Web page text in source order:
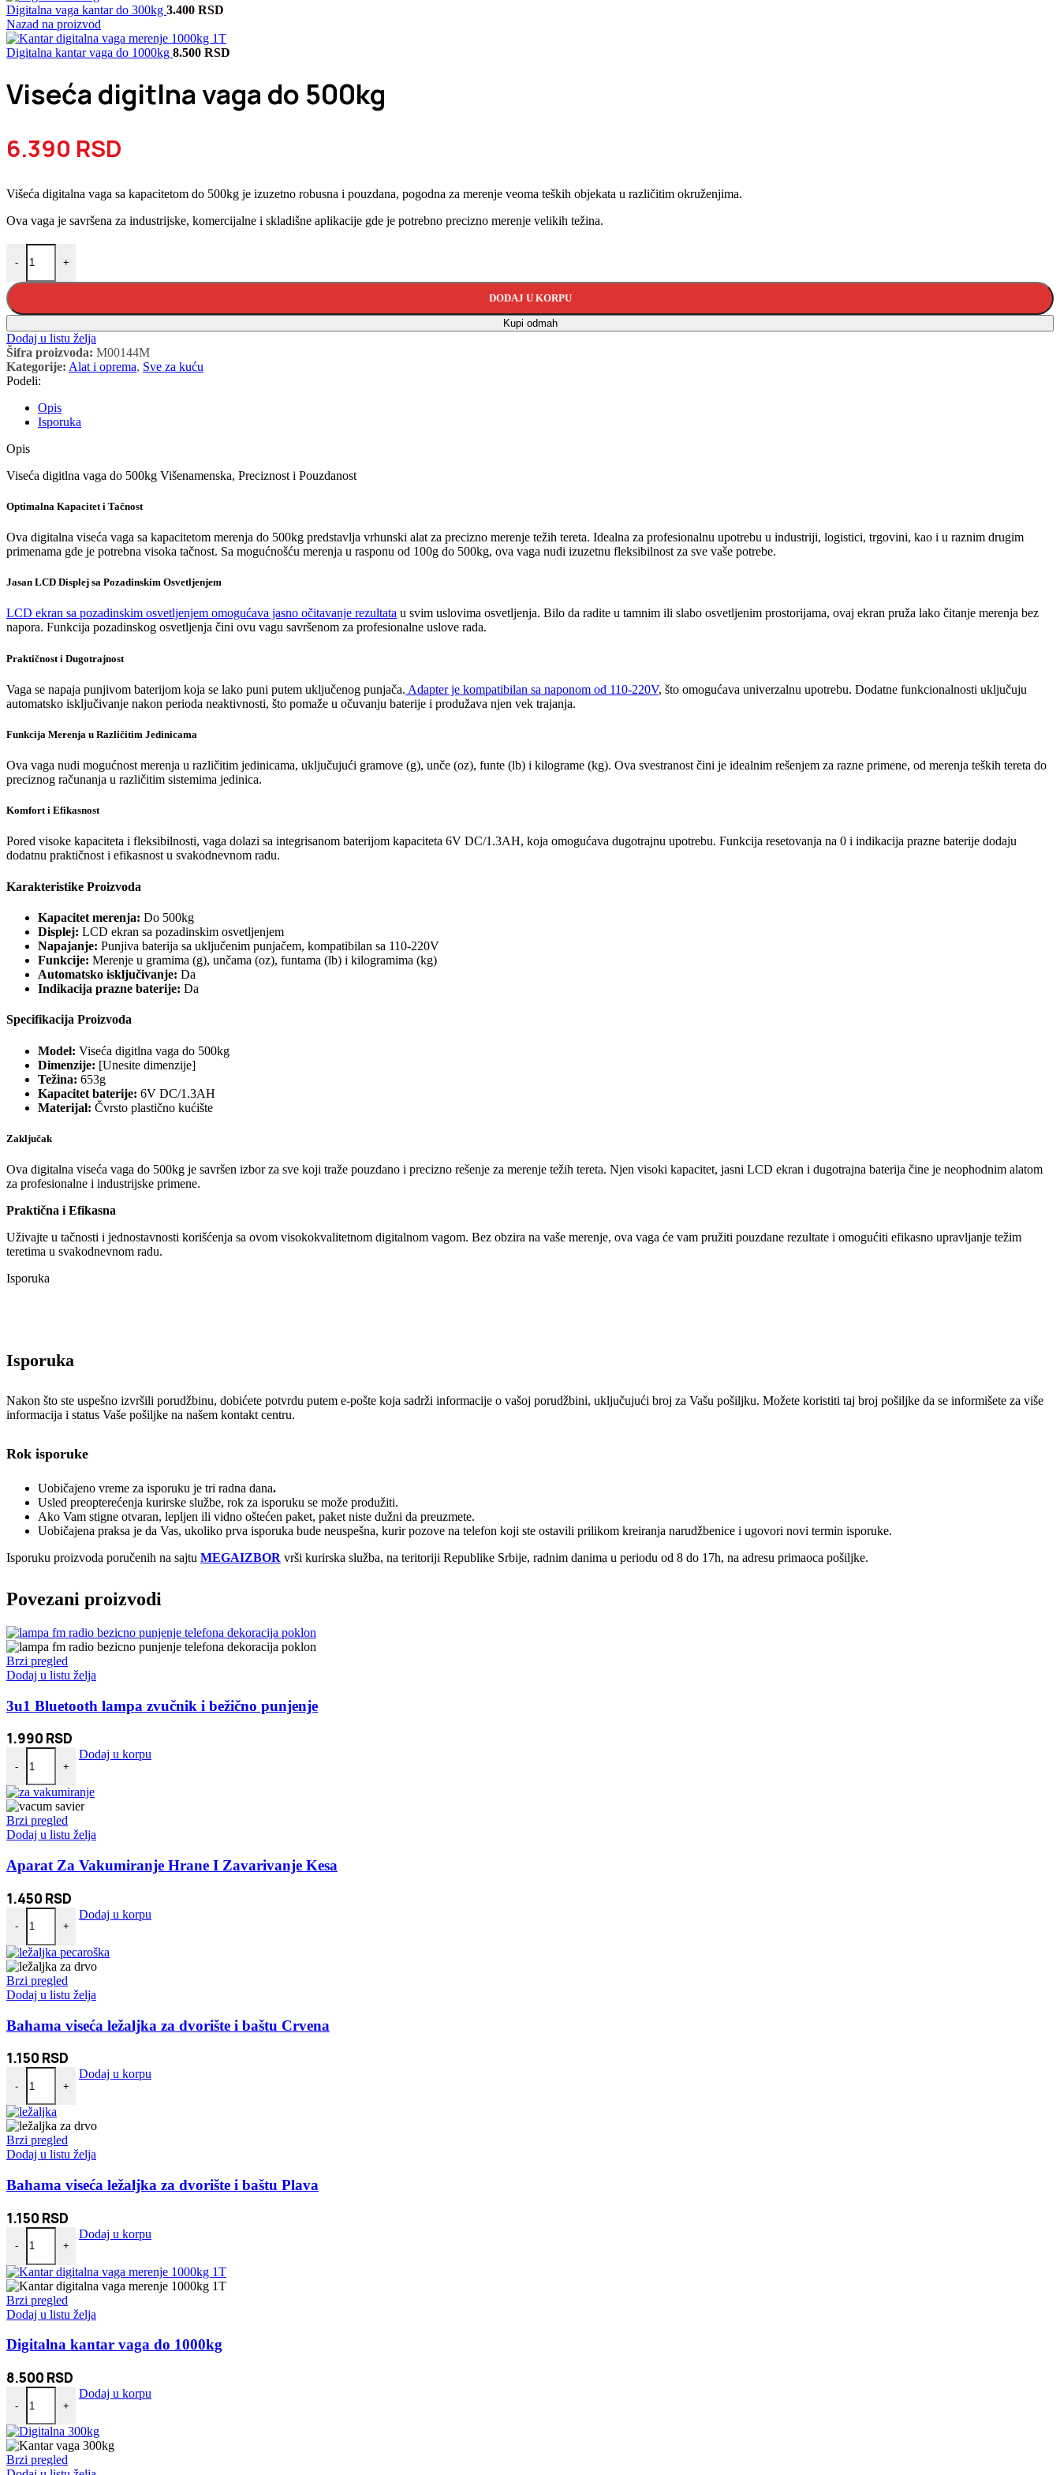
Digitalna vaga kantar do 300kg 3.400 RSD
Nazad na proizvod
Digitalna kantar vaga do 1000kg 8.500 RSD
Viseća digitlna vaga do 500kg
6.390 RSD
Višeća digitalna vaga sa kapacitetom do 500kg je izuzetno robusna i pouzdana, pogodna za merenje veoma teških objekata u različitim okruženjima.
Ova vaga je savršena za industrijske, komercijalne i skladišne aplikacije gde je potrebno precizno merenje velikih težina.
-
Viseća digitlna vaga do 500kg količina
+
DODAJ U KORPU
Kupi odmah
Dodaj u listu želja
Šifra proizvoda: M00144M
Kategorije: Alat i oprema, Sve za kuću
Podeli:
Opis
Isporuka
Opis
Viseća digitlna vaga do 500kg Višenamenska, Preciznost i Pouzdanost
Optimalna Kapacitet i Tačnost
Ova digitalna viseća vaga sa kapacitetom merenja do 500kg predstavlja vrhunski alat za precizno merenje težih tereta. Idealna za profesionalnu upotrebu u industriji, logistici, trgovini, kao i u raznim drugim
primenama gde je potrebna visoka tačnost. Sa mogućnošću merenja u rasponu od 100g do 500kg, ova vaga nudi izuzetnu fleksibilnost za sve vaše potrebe.
Jasan LCD Displej sa Pozadinskim Osvetljenjem
LCD ekran sa pozadinskim osvetljenjem omogućava jasno očitavanje rezultata u svim uslovima osvetljenja. Bilo da radite u tamnim ili slabo osvetljenim prostorijama, ovaj ekran pruža lako čitanje merenja bez
napora. Funkcija pozadinskog osvetljenja čini ovu vagu savršenom za profesionalne uslove rada.
Praktičnost i Dugotrajnost
Vaga se napaja punjivom baterijom koja se lako puni putem uključenog punjača. Adapter je kompatibilan sa naponom od 110-220V, što omogućava univerzalnu upotrebu. Dodatne funkcionalnosti uključuju
automatsko isključivanje nakon perioda neaktivnosti, što pomaže u očuvanju baterije i produžava njen vek trajanja.
Funkcija Merenja u Različitim Jedinicama
Ova vaga nudi mogućnost merenja u različitim jedinicama, uključujući gramove (g), unče (oz), funte (lb) i kilograme (kg). Ova svestranost čini je idealnim rešenjem za razne primene, od merenja teških tereta do
preciznog računanja u različitim sistemima jedinica.
Komfort i Efikasnost
Pored visoke kapaciteta i fleksibilnosti, vaga dolazi sa integrisanom baterijom kapaciteta 6V DC/1.3AH, koja omogućava dugotrajnu upotrebu. Funkcija resetovanja na 0 i indikacija prazne baterije dodaju
dodatnu praktičnost i efikasnost u svakodnevnom radu.
Karakteristike Proizvoda
Kapacitet merenja: Do 500kg
Displej: LCD ekran sa pozadinskim osvetljenjem
Napajanje: Punjiva baterija sa uključenim punjačem, kompatibilan sa 110-220V
Funkcije: Merenje u gramima (g), unčama (oz), funtama (lb) i kilogramima (kg)
Automatsko isključivanje: Da
Indikacija prazne baterije: Da
Specifikacija Proizvoda
Model: Viseća digitlna vaga do 500kg
Dimenzije: [Unesite dimenzije]
Težina: 653g
Kapacitet baterije: 6V DC/1.3AH
Materijal: Čvrsto plastično kućište
Zaključak
Ova digitalna viseća vaga do 500kg je savršen izbor za sve koji traže pouzdano i precizno rešenje za merenje težih tereta. Njen visoki kapacitet, jasni LCD ekran i dugotrajna baterija čine je neophodnim alatom
za profesionalne i industrijske primene.
Praktična i Efikasna
Uživajte u tačnosti i jednostavnosti korišćenja sa ovom visokokvalitetnom digitalnom vagom. Bez obzira na vaše merenje, ova vaga će vam pružiti pouzdane rezultate i omogućiti efikasno upravljanje težim
teretima u svakodnevnom radu.
Isporuka
Isporuka
Nakon što ste uspešno izvršili porudžbinu, dobićete potvrdu putem e-pošte koja sadrži informacije o vašoj porudžbini, uključujući broj za Vašu pošiljku. Možete koristiti taj broj pošiljke da se informišete za više
informacija i status Vaše pošiljke na našem kontakt centru.
Rok isporuke
Uobičajeno vreme za isporuku je tri radna dana.
Usled preopterećenja kurirske službe, rok za isporuku se može produžiti.
Ako Vam stigne otvaran, lepljen ili vidno oštećen paket, paket niste dužni da preuzmete.
Uobičajena praksa je da Vas, ukoliko prva isporuka bude neuspešna, kurir pozove na telefon koji ste ostavili prilikom kreiranja narudžbenice i ugovori novi termin isporuke.
Isporuku proizvoda poručenih na sajtu MEGAIZBOR vrši kurirska služba, na teritoriji Republike Srbije, radnim danima u periodu od 8 do 17h, na adresu primaoca pošiljke.
Povezani proizvodi
Brzi pregled
Dodaj u listu želja
3u1 Bluetooth lampa zvučnik i bežično punjenje
1.990 RSD
-
3u1 Bluetooth lampa zvučnik i bežično punjenje količina
+
Dodaj u korpu
Brzi pregled
Dodaj u listu želja
Aparat Za Vakumiranje Hrane I Zavarivanje Kesa
1.450 RSD
-
Aparat Za Vakumiranje Hrane I Zavarivanje Kesa količina
+
Dodaj u korpu
Brzi pregled
Dodaj u listu želja
Bahama viseća ležaljka za dvorište i baštu Crvena
1.150 RSD
-
Bahama viseća ležaljka za dvorište i baštu Crvena količina
+
Dodaj u korpu
Brzi pregled
Dodaj u listu želja
Bahama viseća ležaljka za dvorište i baštu Plava
1.150 RSD
-
Bahama viseća ležaljka za dvorište i baštu Plava količina
+
Dodaj u korpu
Brzi pregled
Dodaj u listu želja
Digitalna kantar vaga do 1000kg
8.500 RSD
-
Digitalna kantar vaga do 1000kg količina
+
Dodaj u korpu
Brzi pregled